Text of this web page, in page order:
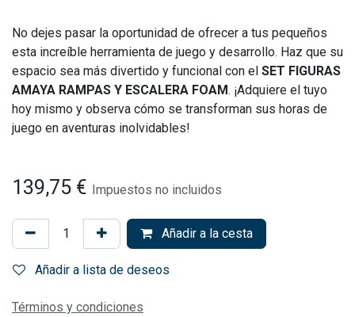
No dejes pasar la oportunidad de ofrecer a tus pequeños
esta increíble herramienta de juego y desarrollo. Haz que su
espacio sea más divertido y funcional con el SET FIGURAS
AMAYA RAMPAS Y ESCALERA FOAM. ¡Adquiere el tuyo
hoy mismo y observa cómo se transforman sus horas de
juego en aventuras inolvidables!
139,75 € Impuestos no incluidos
Añadir a la cesta
Añadir a lista de deseos
Términos y condiciones